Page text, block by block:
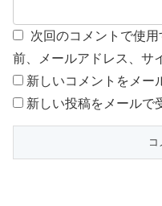
次回のコメントで使
前、メールアドレス、サ
新しいコメントをメー
新しい投稿をメールで